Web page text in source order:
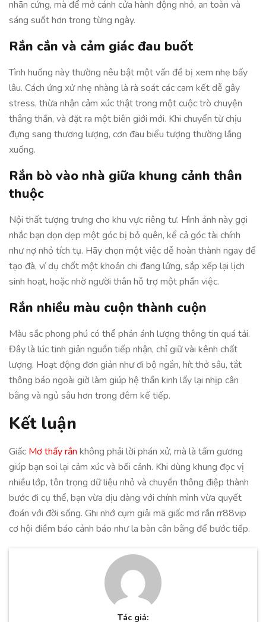
nhãn cứng, mà để mở cánh cửa hành động nhỏ, an toàn và
sáng suốt hơn trong từng ngày.
Rắn cắn và cảm giác đau buốt
Tình huống này thường nêu bật một vấn đề bị xem nhẹ bấy
lâu. Cách ứng xử nhẹ nhàng là rà soát các cam kết dễ gây
stress, thừa nhận cảm xúc thật trong một cuộc trò chuyện
thẳng thắn, và đặt ra một biên giới mới. Khi chuyển từ chịu
đựng sang thương lượng, cơn đau biểu tượng thường lắng
xuống.
Rắn bò vào nhà giữa khung cảnh thân
thuộc
Nội thất tượng trưng cho khu vực riêng tư. Hình ảnh này gợi
nhắc bạn dọn dẹp một góc bị bỏ quên, kể cả góc tài chính
như nợ nhỏ tích tụ. Hãy chọn một việc dễ hoàn thành ngay để
tạo đà, ví dụ chốt một khoản chi đang lửng, sắp xếp lại lịch
sinh hoạt, hoặc nhờ người thân hỗ trợ một phần việc.
Rắn nhiều màu cuộn thành cuộn
Màu sắc phong phú có thể phản ánh lượng thông tin quá tải.
Đây là lúc tinh giản nguồn tiếp nhận, chỉ giữ vài kênh chất
lượng. Hoạt động đơn giản như đi bộ ngắn, hít thở sâu, tắt
thông báo ngoài giờ làm giúp hệ thần kinh lấy lại nhịp cân
bằng và ngủ sâu hơn trong đêm kế tiếp.
Kết luận
Giấc Mơ thấy rắn không phải lời phán xử, mà là tấm gương
giúp bạn soi lại cảm xúc và bối cảnh. Khi dùng khung đọc vị
nhiều lớp, tôn trọng dữ liệu nhỏ và chuyển thông điệp thành
bước đi cụ thể, bạn vừa dịu dàng với chính mình vừa quyết
đoán với đời sống. Ghi nhớ cụm giải mã giấc mơ rắn rr88vip
cơ hội điềm báo cảnh báo như la bàn cân bằng để bước tiếp.
Tác giả: